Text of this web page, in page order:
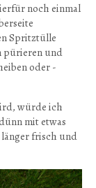
noch einmal
Spritztülle
pürieren und
oder -
würde ich
mit etwas
frisch und